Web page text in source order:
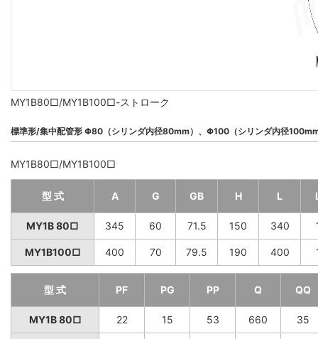
MY1B80□/MY1B100□-ストローク
標準形/集中配管形 Φ80（シリンダ内径80mm）、Φ100（シリンダ内径
MY1B80□/MY1B100□
型 式 A G GB H L
MY1B 80□ 345 60 71.5 150 340
MY1B100□ 400 70 79.5 190 400
型 式 PF PG PP Q QQ
MY1B 80□ 22 15 53 660 35